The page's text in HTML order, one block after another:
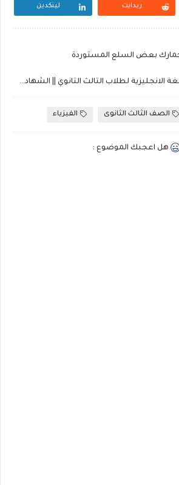
ريدايت لينكدين
جمارك بعض السلع المستوردة
مذكرة شرح منهج اللغة الانجليزية لطلاب الثالث الثانوي || الشهادة الثانوية
الصف الثالث الثانوى الفيزياء
هل اعجبك الموضوع :